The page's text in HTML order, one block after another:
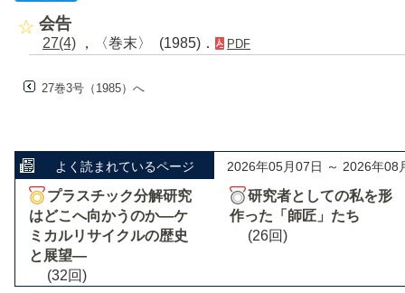
会告
27(4) ，〈巻末〉 (1985)． PDF
27巻3号（1985）へ
よく読まれているページ 2026年05月07日 ～ 2026年08
プラスチック分解研究
はどこへ向かうのか―ケ
ミカルリサイクルの歴史
と展望―
(32回)
研究者としての私を形
作った「師匠」たち
(26回)